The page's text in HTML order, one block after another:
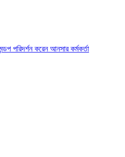
পরিদর্শন করেন আনসার কর্মকর্তা